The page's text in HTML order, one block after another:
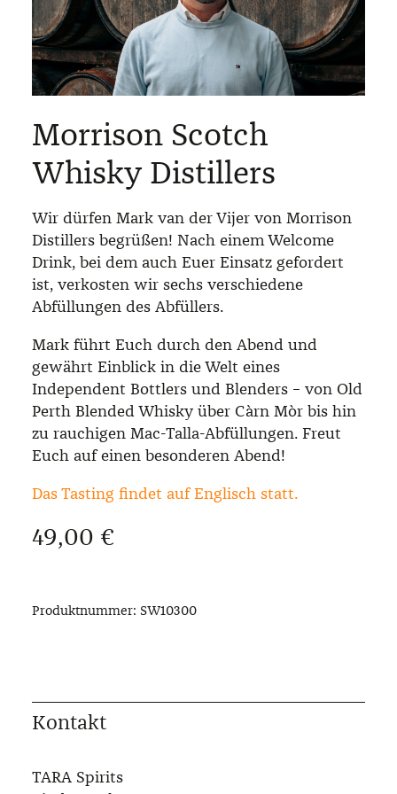
Morrison Scotch
Whisky Distillers
Wir dürfen Mark van der Vijer von Morrison
Distillers begrüßen! Nach einem Welcome
Drink, bei dem auch Euer Einsatz gefordert
ist, verkosten wir sechs verschiedene
Abfüllungen des Abfüllers.
Mark führt Euch durch den Abend und
gewährt Einblick in die Welt eines
Independent Bottlers und Blenders – von Old
Perth Blended Whisky über Càrn Mòr bis hin
zu rauchigen Mac-Talla-Abfüllungen. Freut
Euch auf einen besonderen Abend!
Das Tasting findet auf Englisch statt.
Regulärer Preis:
49,00 €
Produktnummer: SW10300
Kontakt
TARA Spirits